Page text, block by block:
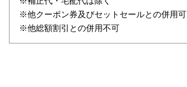
※他クーポン券及びセットセールとの併用可
※他総額割引との併用不可